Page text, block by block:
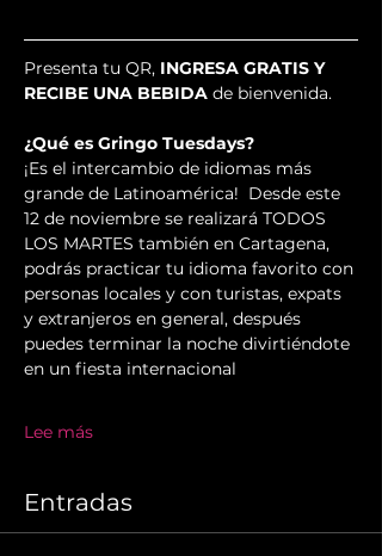
Presenta tu QR, INGRESA GRATIS Y
RECIBE UNA BEBIDA de bienvenida.
¿Qué es Gringo Tuesdays?
¡Es el intercambio de idiomas más
grande de Latinoamérica!  Desde este
12 de noviembre se realizará TODOS
LOS MARTES también en Cartagena,
podrás practicar tu idioma favorito con
personas locales y con turistas, expats
y extranjeros en general, después
puedes terminar la noche divirtiéndote
en un fiesta internacional
Lee más
Entradas